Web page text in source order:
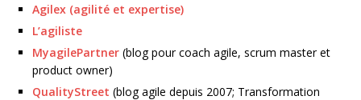
Agilex (agilité et expertise)
L’agiliste
MyagilePartner (blog pour coach agile, scrum master et
product owner)
QualityStreet (blog agile depuis 2007; Transformation